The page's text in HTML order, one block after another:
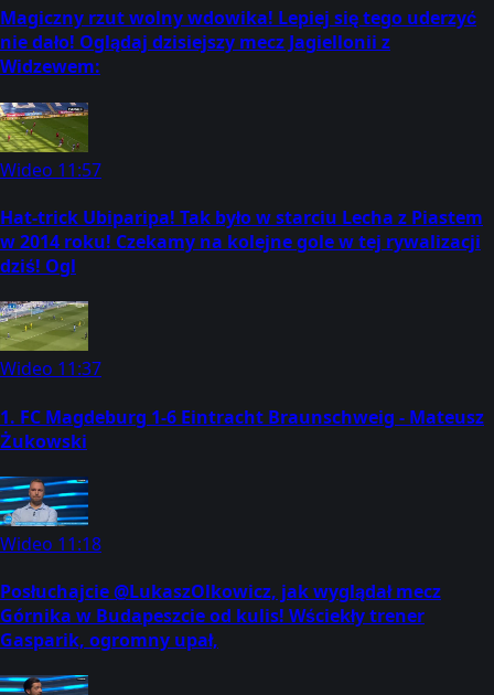
Magiczny rzut wolny wdowika! Lepiej się tego uderzyć
nie dało! Oglądaj dzisiejszy mecz Jagiellonii z
Widzewem:
Wideo 11:57
Hat-trick Ubiparipa! Tak było w starciu Lecha z Piastem
w 2014 roku! Czekamy na kolejne gole w tej rywalizacji
dziś! Ogl
Wideo 11:37
1. FC Magdeburg 1-6 Eintracht Braunschweig - Mateusz
Żukowski
Wideo 11:18
Posłuchajcie @LukaszOlkowicz, jak wyglądał mecz
Górnika w Budapeszcie od kulis! Wściekły trener
Gasparik, ogromny upał,